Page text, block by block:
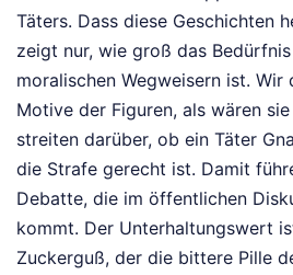
Täters. Dass diese Geschichten
zeigt nur, wie groß das
moralischen Wegweisern ist.
Motive der Figuren, als wären
streiten darüber, ob ein Täter
die Strafe gerecht ist. Damit
Debatte, die im öffentlichen
kommt. Der Unterhaltungswert
Zuckerguß, der die bittere Pille